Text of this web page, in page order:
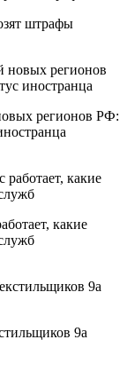
штрафы
регионов РФ:
какие
9а